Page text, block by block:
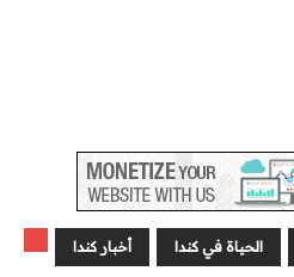
أخبار كندا الحياة في كندا